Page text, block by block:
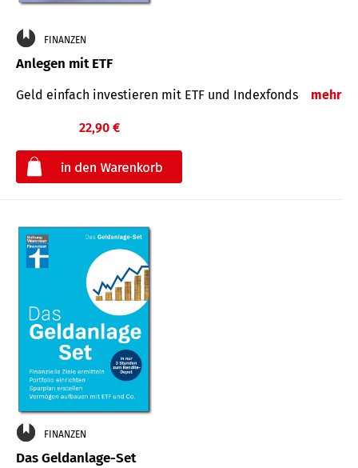
FINANZEN
Anlegen mit ETF
Geld einfach investieren mit ETF und Indexfonds mehr
22,90 €
FINANZEN
Das Geldanlage-Set